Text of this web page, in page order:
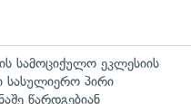
სამოციქულო ეკლესიის
სასულიერო პირი
წარდგებიან